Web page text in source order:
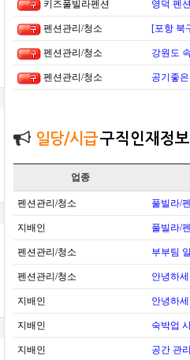
키즈풀빌라펜션 영덕 펜
펜션관리/청소 [포항 북
펜션관리/청소 강원도
펜션관리/청소 공기좋
일당/시급구직인재정보
업종
펜션관리/청소 풀빌라/
지배인 풀빌라/
펜션관리/청소 부부팀
펜션관리/청소 안녕하
지배인 안녕하
지배인 숙박업
지배인 공간 관